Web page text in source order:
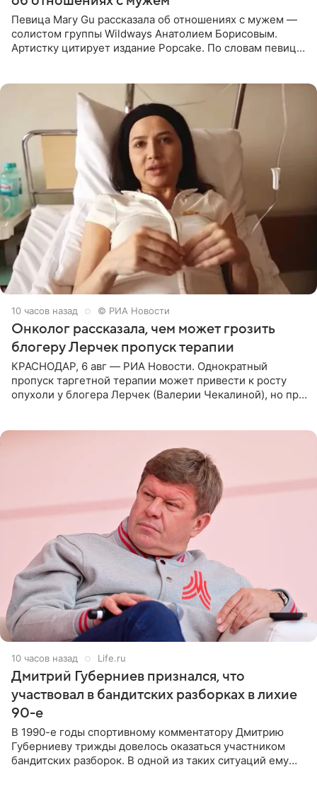
Певица Mary Gu рассказала об отношениях с мужем —
солистом группы Wildways Анатолием Борисовым.
Артистку цитирует издание Popcake. По словам певицы,
10 часов назад © РИА Новости
Онколог рассказала, чем может грозить
блогеру Лерчек пропуск терапии
КРАСНОДАР, 6 авг — РИА Новости. Однократный
пропуск таргетной терапии может привести к росту
опухоли у блогера Лерчек (Валерии Чекалиной), но при
10 часов назад Life.ru
Дмитрий Губерниев признался, что
участвовал в бандитских разборках в лихие
90-е
В 1990-е годы спортивному комментатору Дмитрию
Губерниеву трижды довелось оказаться участником
бандитских разборок. В одной из таких ситуаций ему